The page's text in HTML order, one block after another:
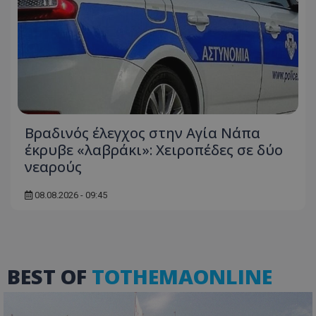
Βραδινός έλεγχος στην Αγία Νάπα
έκρυβε «λαβράκι»: Χειροπέδες σε δύο
νεαρούς
08.08.2026 - 09:45
BEST OF TOTHEMAONLINE
ASP.NET_SessionId
Microsoft Corporation